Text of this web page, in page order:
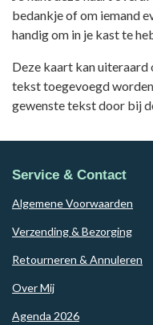
bedankje of om iemand
handig om in je kast te
Deze kaart kan uiteraard
tekst toegevoegd
gewenste tekst door bij
Service & Contact
Algemene Voorwaarden
Verzending & Bezorging
Retourneren & Annuleren
Over Mij
Agenda 2026